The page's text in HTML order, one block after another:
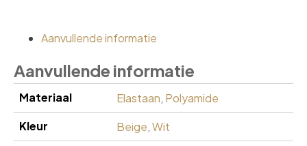
Aanvullende informatie
Aanvullende informatie
Materiaal Elastaan, Polyamide
Kleur
Beige,Wit